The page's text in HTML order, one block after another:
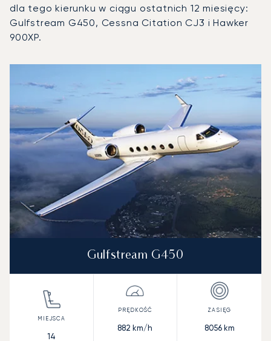
dla tego kierunku w ciągu ostatnich 12 miesięcy:
Gulfstream G450, Cessna Citation CJ3 i Hawker
900XP.
Prędkość (km/h)
Prędkość (węzły)
Zasięg (km)
Zasięg (NM)
Gulfstream G450
14
882 km/h 8056km